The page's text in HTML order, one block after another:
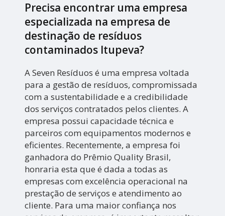
Precisa encontrar uma empresa
especializada na empresa de
destinação de resíduos
contaminados Itupeva?
A Seven Resíduos é uma empresa voltada
para a gestão de resíduos, compromissada
com a sustentabilidade e a credibilidade
dos serviços contratados pelos clientes. A
empresa possui capacidade técnica e
parceiros com equipamentos modernos e
eficientes. Recentemente, a empresa foi
ganhadora do Prêmio Quality Brasil,
honraria esta que é dada a todas as
empresas com excelência operacional na
prestação de serviços e atendimento ao
cliente. Para uma maior confiança nos